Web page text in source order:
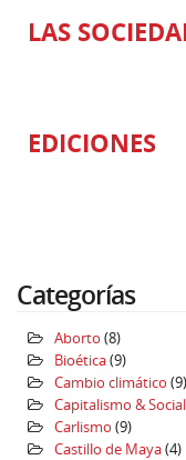
LAS
EDICIONES
Categorías
Aborto (8)
Bioética(9)
Cambio climático (9)
Capitalismo &
Carlismo (9)
Castillo de Maya(4)